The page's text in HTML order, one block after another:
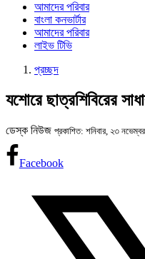
আমাদের পরিবার
বাংলা কনভার্টার
আমাদের পরিবার
লাইভ টিভি
প্রচ্ছদ
যশোরে ছাত্রশিবিরের
ডেস্ক নিউজ প্রকাশিত: শনিবার, ২৩
Facebook